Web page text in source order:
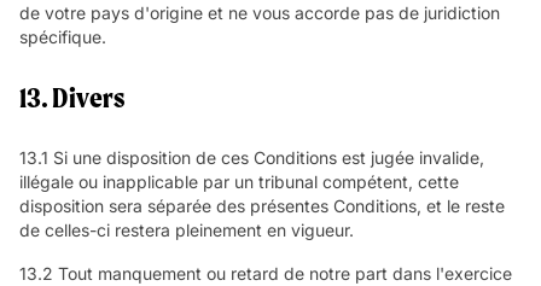
de votre pays d'origine et ne vous accorde pas de juridiction
spécifique.
13. Divers
13.1 Si une disposition de ces Conditions est jugée invalide,
illégale ou inapplicable par un tribunal compétent, cette
disposition sera séparée des présentes Conditions, et le reste
de celles-ci restera pleinement en vigueur.
13.2 Tout manquement ou retard de notre part dans l'exercice